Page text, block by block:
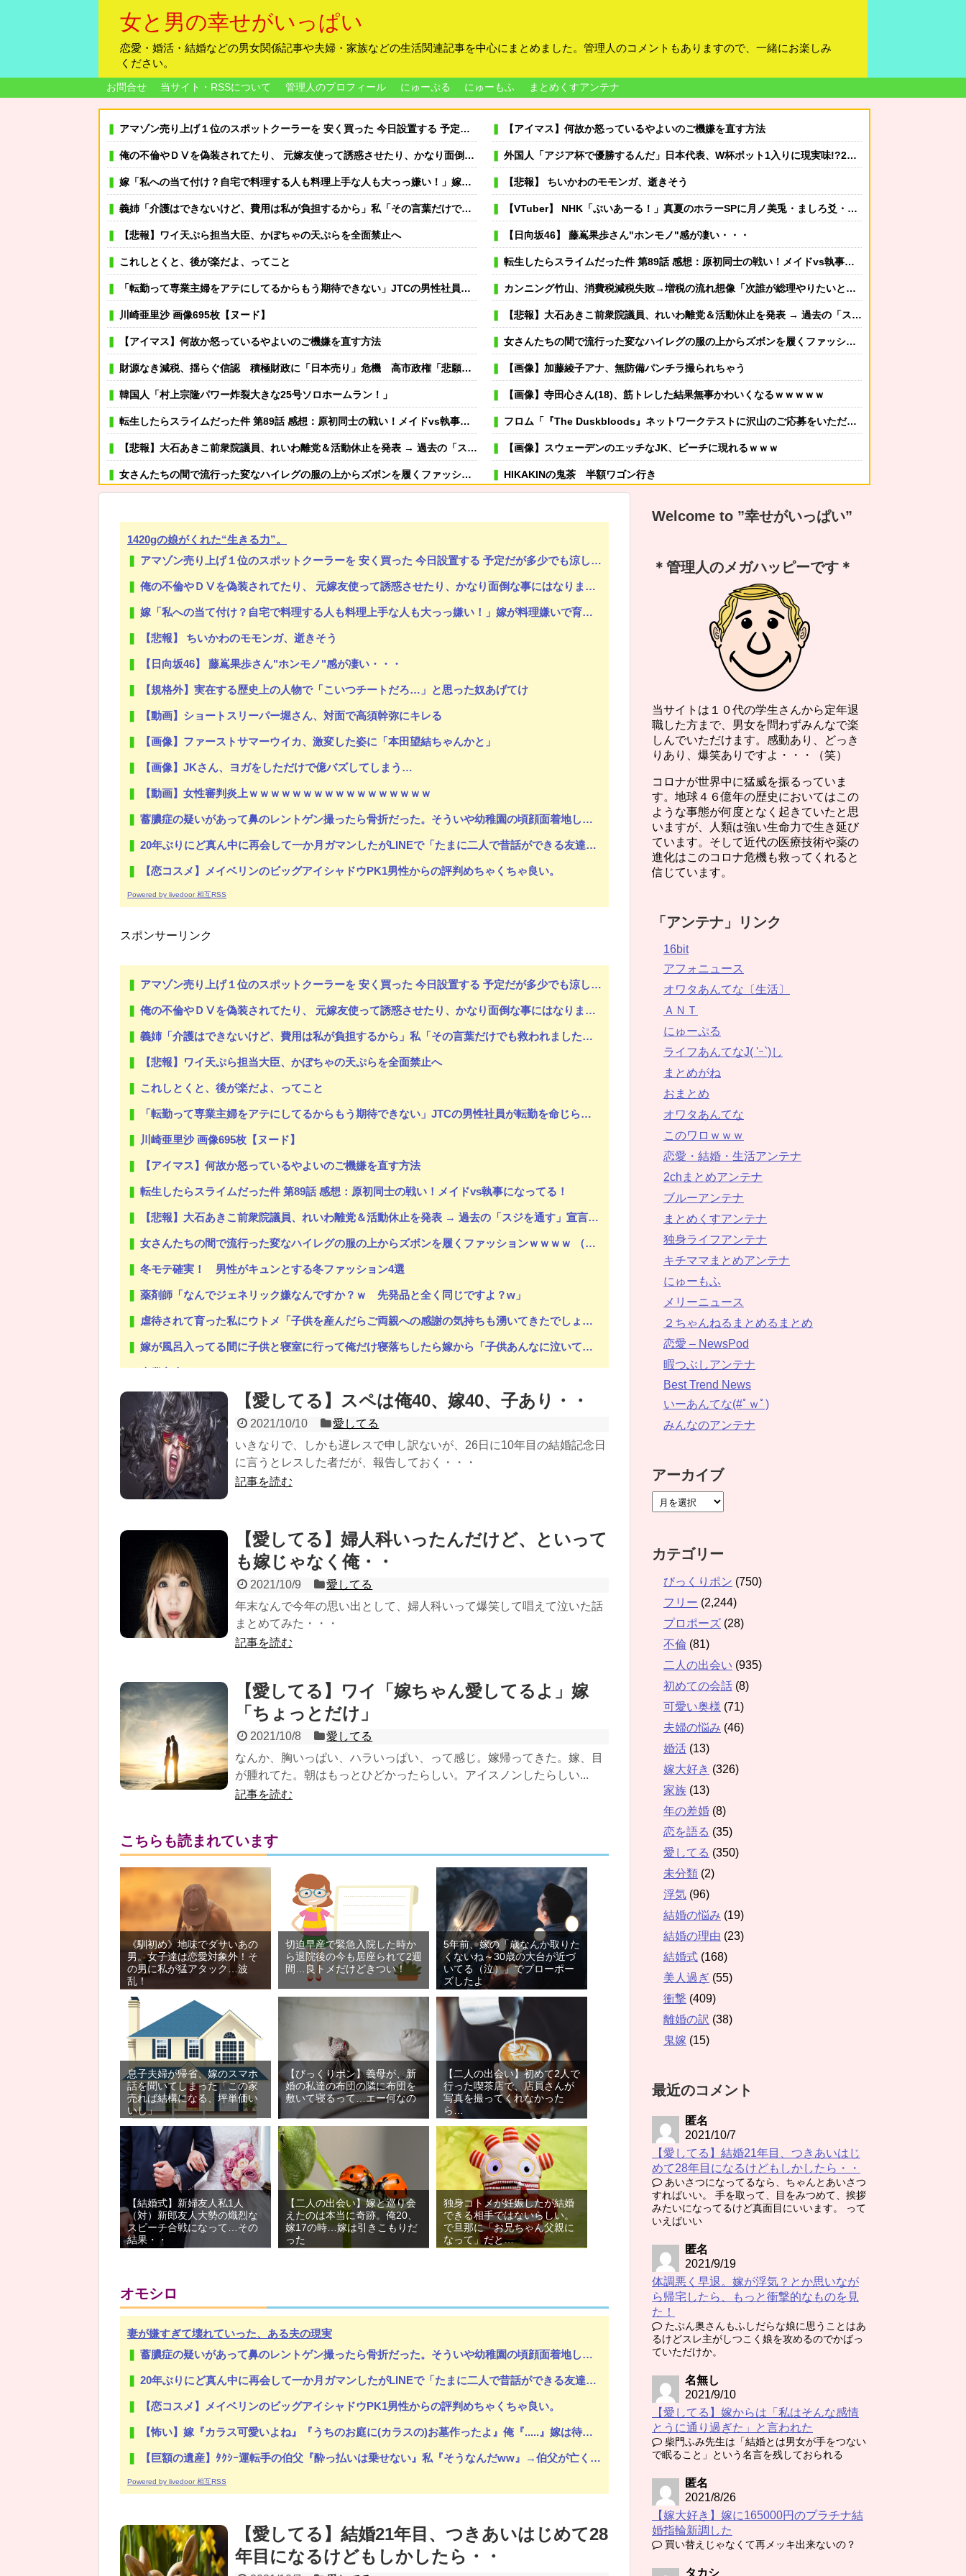
女と男の幸せがいっぱい
恋愛・婚活・結婚などの男女関係記事や夫婦・家族などの生活関連記事を中心にまとめました。管理人のコメントもありますので、一緒にお楽しみ
ください。
お問合せ 当サイト・RSSについて 管理人のプロフィール にゅーぷる にゅーもふ まとめくすアンテナ
アマゾン売り上げ１位のスポットクーラーを 安く買った 今日設置する 予定だが多少でも涼しくなったら良いな
俺の不倫やＤⅤを偽装されてたり、 元嫁友使って誘惑させたり、かなり面倒な事にはなりましたが、結果は完勝。
嫁「私への当て付け？自宅で料理する人も料理上手な人も大っっ嫌い！」嫁が料理嫌いで育児大変だから時間ある時は俺が料理する、片付けまで全部やるって言うと嫁がヒスって困る
義姉「介護はできないけど、費用は私が負担するから」私「その言葉だけでも救われました…」→介護を巡る意外な支えに感謝して…
【悲報】ワイ天ぷら担当大臣、かぼちゃの天ぷらを全面禁止へ
これしとくと、後が楽だよ、ってこと
「転勤って専業主婦をアテにしてるからもう期待できない」JTCの男性社員が転勤を命じられるも「妻は3倍稼いでるので、それなら辞める」と言ったら、転勤がなくなった
川崎亜里沙 画像695枚【ヌード】
【アイマス】何故か怒っているやよいのご機嫌を直す方法
財源なき減税、揺らぐ信認 積極財政に「日本売り」危機 高市政権「悲願」に固執
韓国人「村上宗隆パワー炸裂大きな25号ソロホームラン！」
転生したらスライムだった件 第89話 感想：原初同士の戦い！メイドvs執事になってる！
【悲報】大石あきこ前衆院議員、れいわ離党＆活動休止を発表 → 過去の「スジを通す」宣言に】「説明責任どうなった？」とツッコミ殺到 ｗｗｗｗｗｗｗｗｗ
女さんたちの間で流行った変なハイレグの服の上からズボンを履くファッションｗｗｗｗ （※画像あり）
その店には腕のいいバーテンダーがいた。このグラスに１杯たのむよ→彼の見事なテクニックはこちらです…
嫁「そのLINE気持ち悪い！離婚して！」俺「ウワキじゃないのに？」→ママ友との雑談が原因でまさかの展開に…
保健師「まずは社食で大盛り頼むの辞めてみます？」 ワイ「…食っちゃいけないものを売ってるのか？」
【疑問】ラーメンショップって美味いんか？
Powered by livedoor 相互RSS
【アイマス】何故か怒っているやよいのご機嫌を直す方法
外国人「アジア杯で優勝するんだ」日本代表、W杯ポット1入りに現実味!?2030大会で出場枠「64」なら追い風に！アメリカ人もポット1争いに熱視線！【海外の反応】
【悲報】 ちいかわのモモンガ、逝きそう
【VTuber】 NHK「ぶいあーる！」真夏のホラーSPに月ノ美兎・ましろ爻・市松寿ゞ謡が出演！“VTuber×ホラー”を語る【8/8(土)21:05】
【日向坂46】 藤嶌果歩さん"ホンモノ"感が凄い・・・
転生したらスライムだった件 第89話 感想：原初同士の戦い！メイドvs執事になってる！
カンニング竹山、消費税減税失敗→増税の流れ想像「次誰が総理やりたいと思います？」
【悲報】大石あきこ前衆院議員、れいわ離党＆活動休止を発表 → 過去の「スジを通す」宣言に】「説明責任どうなった？」とツッコミ殺到 ｗｗｗｗｗｗｗｗｗ
女さんたちの間で流行った変なハイレグの服の上からズボンを履くファッションｗｗｗｗ （※画像あり）
【画像】加藤綾子アナ、無防備パンチラ撮られちゃう
【画像】寺田心さん(18)、筋トレした結果無事かわいくなるｗｗｗｗｗ
フロム「『The Duskbloods』ネットワークテストに沢山のご応募をいただき誠にありがとうございました｡」
【画像】スウェーデンのエッチなJK、ビーチに現れるｗｗｗ
HIKAKINの鬼茶 半額ワゴン行き
薬剤師「なんでジェネリック嫌なんですか？ｗ 先発品と全く同じですよ？w」
虐待されて育った私にウトメ「子供を産んだらご両親への感謝の気持ちも湧いてきたでしょ。いい加減に意地貼るの止めて仲直りしなさい 」【中編】
嫁が風呂入ってる間に子供と寝室に行って俺だけ寝落ちしたら嫁から「子供あんなに泣いてたのによく寝てられんな…」って恨み節がメッセージで来てた
1420gの娘がくれた“生きる力”。
アマゾン売り上げ１位のスポットクーラーを 安く買った 今日設置する 予定だが多少でも涼しくなったら良いな
俺の不倫やＤⅤを偽装されてたり、 元嫁友使って誘惑させたり、かなり面倒な事にはなりましたが、結果は完勝。
嫁「私への当て付け？自宅で料理する人も料理上手な人も大っっ嫌い！」嫁が料理嫌いで育児大変だから時間ある時は俺が料理する、片付けまで全部やるって言うと嫁がヒスって困る
【悲報】 ちいかわのモモンガ、逝きそう
【日向坂46】 藤嶌果歩さん"ホンモノ"感が凄い・・・
【規格外】実在する歴史上の人物で「こいつチートだろ…」と思った奴あげてけ
【動画】ショートスリーパー堀さん、対面で高須幹弥にキレる
【画像】ファーストサマーウイカ、激変した姿に「本田望結ちゃんかと」
【画像】JKさん、ヨガをしただけで億バズしてしまう…
【動画】女性審判炎上ｗｗｗｗｗｗｗｗｗｗｗｗｗｗｗｗｗ
蓄膿症の疑いがあって鼻のレントゲン撮ったら骨折だった。そういや幼稚園の頃顔面着地したことがあったが、 母ちゃん当時気づかなかったのかよ・・・
20年ぶりにど真ん中に再会して一か月ガマンしたがLINEで「たまに二人で昔話ができる友達になろう」的なメッセ送信した。昨日まで既読無視
【恋コスメ】メイベリンのビッグアイシャドウPK1男性からの評判めちゃくちゃ良い。
Powered by livedoor 相互RSS
スポンサーリンク
アマゾン売り上げ１位のスポットクーラーを 安く買った 今日設置する 予定だが多少でも涼しくなったら良いな
俺の不倫やＤⅤを偽装されてたり、 元嫁友使って誘惑させたり、かなり面倒な事にはなりましたが、結果は完勝。
義姉「介護はできないけど、費用は私が負担するから」私「その言葉だけでも救われました…」→介護を巡る意外な支えに感謝して…
【悲報】ワイ天ぷら担当大臣、かぼちゃの天ぷらを全面禁止へ
これしとくと、後が楽だよ、ってこと
「転勤って専業主婦をアテにしてるからもう期待できない」JTCの男性社員が転勤を命じられるも「妻は3倍稼いでるので、それなら辞める」と言ったら、転勤がなくなった
川崎亜里沙 画像695枚【ヌード】
【アイマス】何故か怒っているやよいのご機嫌を直す方法
転生したらスライムだった件 第89話 感想：原初同士の戦い！メイドvs執事になってる！
【悲報】大石あきこ前衆院議員、れいわ離党＆活動休止を発表 → 過去の「スジを通す」宣言に】「説明責任どうなった？」とツッコミ殺到 ｗｗｗｗｗｗｗｗｗ
女さんたちの間で流行った変なハイレグの服の上からズボンを履くファッションｗｗｗｗ （※画像あり）
冬モテ確実！ 男性がキュンとする冬ファッション4選
薬剤師「なんでジェネリック嫌なんですか？ｗ 先発品と全く同じですよ？w」
虐待されて育った私にウトメ「子供を産んだらご両親への感謝の気持ちも湧いてきたでしょ。いい加減に意地貼るの止めて仲直りしなさい 」【中編】
嫁が風呂入ってる間に子供と寝室に行って俺だけ寝落ちしたら嫁から「子供あんなに泣いてたのによく寝てられんな…」って恨み節がメッセージで来てた
【修羅場】旦那が不倫→実家で両親と子供を育てようと思っていたら…絶縁しました。がんばって子供たちと幸せになります！
Powered by livedoor 相互RSS
【愛してる】スペは俺40、嫁40、子あり・・
2021/10/10
愛してる
いきなりで、しかも遅レスで申し訳ないが、26日に10年目の結婚記念日
に言うとレスした者だが、報告しておく・・・
記事を読む
【愛してる】婦人科いったんだけど、といって
も嫁じゃなく俺・・
2021/10/9
愛してる
年末なんで今年の思い出として、婦人科いって爆笑して唱えて泣いた話
まとめてみた・・・
記事を読む
【愛してる】ワイ「嫁ちゃん愛してるよ」嫁
「ちょっとだけ」
2021/10/8
愛してる
なんか、胸いっぱい、ハラいっぱい、って感じ。嫁帰ってきた。嫁、目
が腫れてた。朝はもっとひどかったらしい。アイスノンしたらしい...
記事を読む
こちらも読まれています
《馴初め》地味でダサいあの
男。女子達は恋愛対象外！そ
の男に私が猛アタック…波
乱！
切迫早産で緊急入院した時か
ら退院後の今も居座られて2週
間…良トメだけどきつい！
5年前、嫁の「歳なんか取りた
くないね～30歳の大台が近づ
いてる（泣）」でプローポー
ズしたよ
息子夫婦が帰省、嫁のスマホ
話を聞いてしまった「この家
売れば結構になる、坪単価い
いし」
【びっくりポン】義母が、新
婚の私達の布団の隣に布団を
敷いて寝るって…エー何なの
【二人の出会い】初めて2人で
行った喫茶店で、店員さんが
写真を撮ってくれなかった
ら…
【結婚式】新婦友人私1人
（対）新郎友人大勢の熾烈な
スピーチ合戦になって…その
結果・・
【二人の出会い】嫁と巡り会
えたのは本当に奇跡。俺20、
嫁17の時…嫁は引きこもりだ
った
独身コトメが妊娠したが結婚
できる相手ではないらしい。
で旦那に「お兄ちゃん父親に
なって」だと…
オモシロ
妻が嫌すぎて壊れていった、ある夫の現実
蓄膿症の疑いがあって鼻のレントゲン撮ったら骨折だった。そういや幼稚園の頃顔面着地したことがあったが、 母ちゃん当時気づかなかったのかよ・・・
20年ぶりにど真ん中に再会して一か月ガマンしたがLINEで「たまに二人で昔話ができる友達になろう」的なメッセ送信した。昨日まで既読無視
【恋コスメ】メイベリンのビッグアイシャドウPK1男性からの評判めちゃくちゃ良い。
【怖い】嫁『カラス可愛いよね』『うちのお庭に(カラスの)お墓作ったよ』俺『.....』嫁は待ち受け画面もカラスにしている。俺正直カラス怖いんだが...
【巨額の遺産】ﾀｸｼｰ運転手の伯父『酔っ払いは乗せない』私『そうなんだww』→伯父が亡くなり、日記を見ると衝撃の内容が！その真相が...
Powered by livedoor 相互RSS
【愛してる】結婚21年目、つきあいはじめて28
年目になるけどもしかしたら・・
Welcome to ”幸せがいっぱい”
＊管理人のメガハッピーです＊
当サイトは１０代の学生さんから定年退
職した方まで、男女を問わずみんなで楽
しんでいただけます。感動あり、どっき
りあり、爆笑ありですよ・・・（笑）
コロナが世界中に猛威を振るっていま
す。地球４６億年の歴史においてはこの
ような事態が何度となく起きていたと思
いますが、人類は強い生命力で生き延び
ています。そして近代の医療技術や薬の
進化はこのコロナ危機も救ってくれると
信じています。
「アンテナ」リンク
16bit
アフォニュース
オワタあんてな〔生活〕
ＡＮＴ
にゅーぷる
ライフあんてなJ( 'ｰ`)し
まとめがね
おまとめ
オワタあんてな
このワロｗｗｗ
恋愛・結婚・生活アンテナ
2chまとめアンテナ
ブルーアンテナ
まとめくすアンテナ
独身ライフアンテナ
キチママまとめアンテナ
にゅーもふ
メリーニュース
２ちゃんねるまとめるまとめ
恋愛 – NewsPod
暇つぶしアンテナ
Best Trend News
いーあんてな(#ﾟｗﾟ)
みんなのアンテナ
アーカイブ
カテゴリー
びっくりポン (750)
フリー (2,244)
プロポーズ (28)
不倫 (81)
二人の出会い (935)
初めての会話 (8)
可愛い奥様 (71)
夫婦の悩み (46)
婚活 (13)
嫁大好き (326)
家族 (13)
年の差婚 (8)
恋を語る (35)
愛してる (350)
未分類 (2)
浮気 (96)
結婚の悩み (19)
結婚の理由 (23)
結婚式 (168)
美人過ぎ (55)
衝撃 (409)
離婚の訳 (38)
鬼嫁 (15)
最近のコメント
匿名
2021/10/7
【愛してる】結婚21年目、つきあいはじ
めて28年目になるけどもしかしたら・・
あいさつになってるなら、ちゃんとあいさつ
すればいい。 手を取って、目をみつめて、挨拶
みたいになってるけど真面目にいいます。 って
いえばいい
匿名
2021/9/19
体調悪く早退。嫁が浮気？とか思いなが
ら帰宅したら、もっと衝撃的なものを見
た！
たぶん奥さんもふしだらな娘に思うことはあ
るけどスレ主がしつこく娘を攻めるのでかばっ
ていただけか。
名無し
2021/9/10
【愛してる】嫁からは「私はそんな感情
とうに通り過ぎた」と言われた
柴門ふみ先生は「結婚とは男女が手をつない
で眠ること」という名言を残しておられる
匿名
2021/8/26
【嫁大好き】嫁に165000円のプラチナ結
婚指輪新調した
買い替えじゃなくて再メッキ出来ないの？
タカシ